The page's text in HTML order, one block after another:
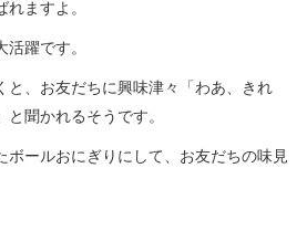
ますよ。
躍です。
と、お友だちに興味津々「わあ、きれ
聞かれるそうです。
ボールおにぎりにして、お友だちの味見